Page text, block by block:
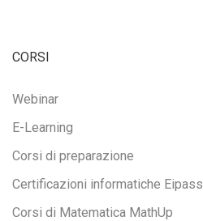
CORSI
Webinar
E-Learning
Corsi di preparazione
Certificazioni informatiche Eipass
Corsi di Matematica MathUp